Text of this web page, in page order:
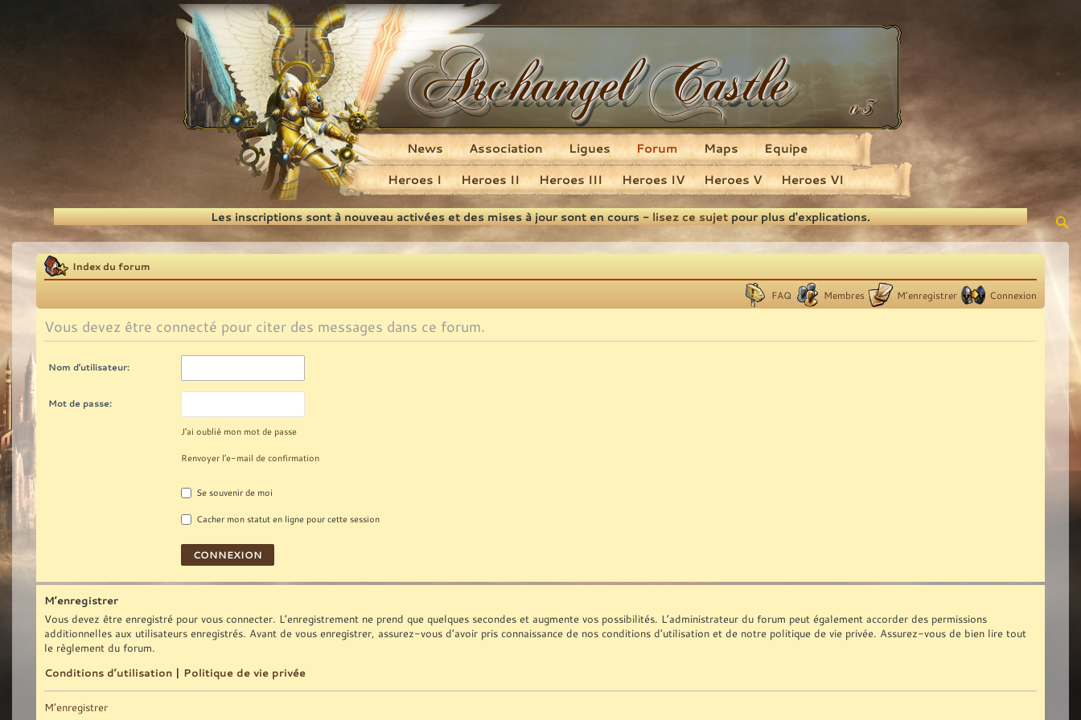
Recherche
Heroes I Heroes II Heroes III Heroes IV Heroes V Heroes VI
News Association Ligues Forum Maps Equipe
Les inscriptions sont à nouveau activées et des mises à jour sont en cours -lisez ce sujetpour plus d'explications.
Index du forum
FAQ Membres M’enregistrer Connexion
Vous devez être connecté pour citer des messages dans ce forum.
Nom d’utilisateur:
Mot de passe:
J’ai oublié mon mot de passe
Renvoyer l’e-mail de confirmation
Se souvenir de moi
Cacher mon statut en ligne pour cette session
M’enregistrer
Vous devez être enregistré pour vous connecter. L’enregistrement ne prend que quelques secondes et augmente vos possibilités. L’administrateur du forum peut également accorder des permissions
additionnelles aux utilisateurs enregistrés. Avant de vous enregistrer, assurez-vous d’avoir pris connaissance de nos conditions d’utilisation et de notre politique de vie privée. Assurez-vous de bien lire tout
le règlement du forum.
Conditions d’utilisation | Politique de vie privée
M’enregistrer